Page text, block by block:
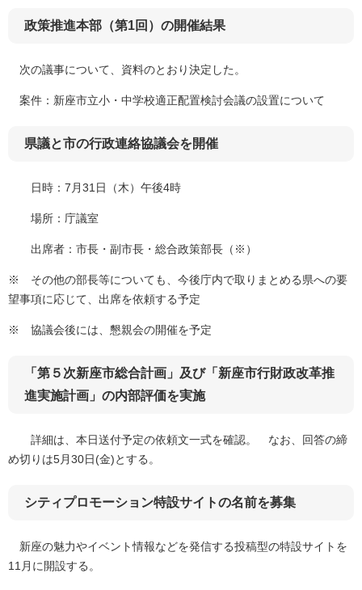
政策推進本部（第1回）の開催結果
次の議事について、資料のとおり決定した。
案件：新座市立小・中学校適正配置検討会議の設置について​
県議と市の行政連絡協議会を開催
日時：7月31日（木）午後4時
場所：庁議室
出席者：市長・副市長・総合政策部長（※）
※ その他の部長等についても、今後庁内で取りまとめる県への要
望事項に応じて、出席を依頼する予定
※ 協議会後には、懇親会の開催を予定
「第５次新座市総合計画」及び「新座市行財政改革推
進実施計画」の内部評価を実施
詳細は、本日送付予定の依頼文一式を確認。 なお、回答の締
め切りは5月30日(金)とする。
シティプロモーション特設サイトの名前を募集
新座の魅力やイベント情報などを発信する投稿型の特設サイトを
11月に開設する。